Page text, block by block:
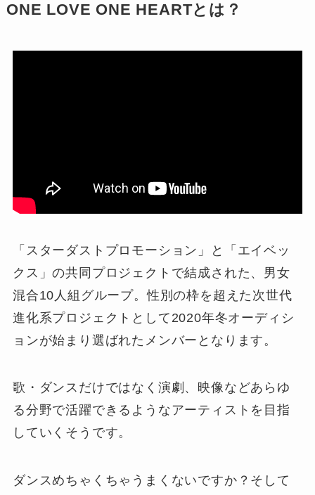
ONE LOVE ONE HEARTとは？
「スターダストプロモーション」と「エイベッ
クス」の共同プロジェクトで結成された、男女
混合10人組グループ。性別の枠を超えた次世代
進化系プロジェクトとして2020年冬オーディシ
ョンが始まり選ばれたメンバーとなります。
歌・ダンスだけではなく演劇、映像などあらゆ
る分野で活躍できるようなアーティストを目指
していくそうです。
ダンスめちゃくちゃうまくないですか？そして